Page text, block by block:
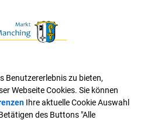
Benutzererlebnis zu bieten,
Webseite Cookies. Sie können
Ihre aktuelle Cookie Auswahl
des Buttons "Alle